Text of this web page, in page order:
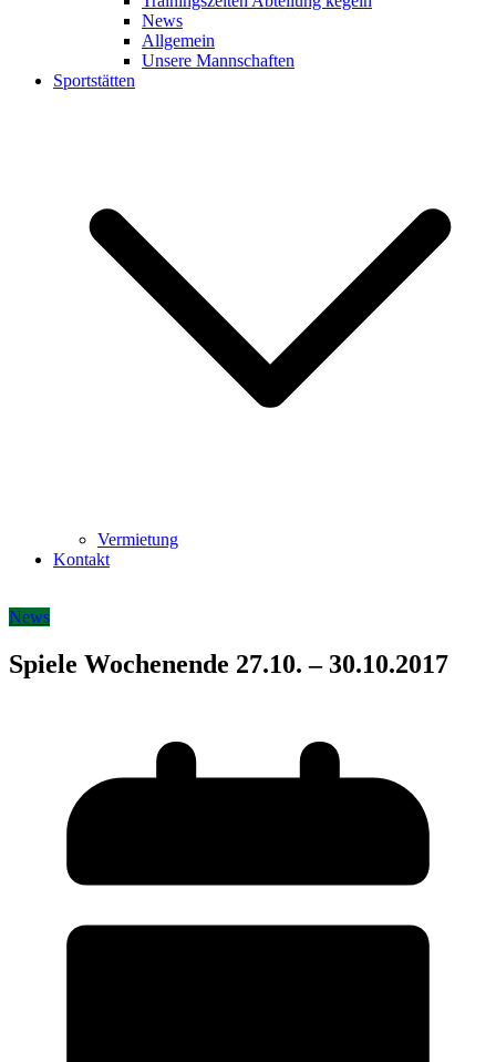
News
Allgemein
Unsere Mannschaften
Sportstätten
Vermietung
Kontakt
News
Spiele Wochenende 27.10. – 30.10.2017